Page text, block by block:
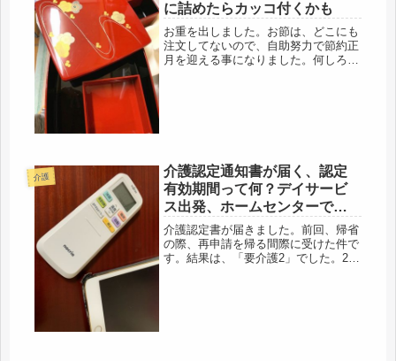
に詰めたらカッコ付くかも
お重を出しました。お節は、どこにも
注文してないので、自助努力で節約正
月を迎える事になりました。何しろ、
介護
介護認定通知書が届く、認定
有効期間って何？デイサービ
ス出発、ホームセンターで買
った物
介護認定書が届きました。前回、帰省
の際、再申請を帰る間際に受けた件で
す。結果は、「要介護2」でした。2月